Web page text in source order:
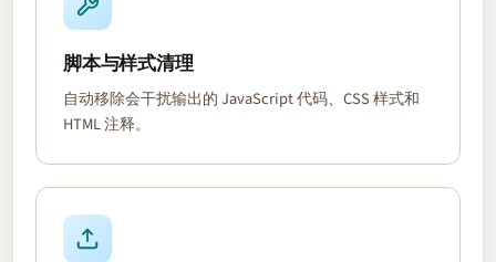
脚本与样式清理
自动移除会干扰输出的 JavaScript 代码、CSS 样式和
HTML 注释。